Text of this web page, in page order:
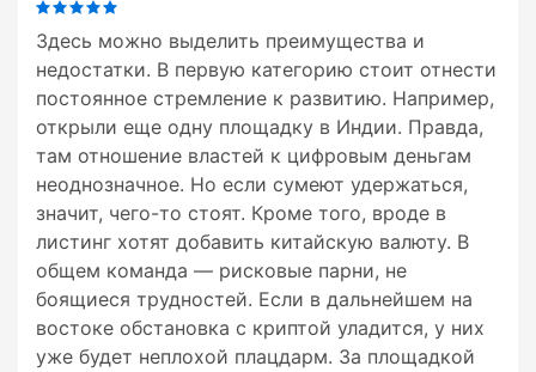
Здесь можно выделить преимущества и
недостатки. В первую категорию стоит отнести
постоянное стремление к развитию. Например,
открыли еще одну площадку в Индии. Правда,
там отношение властей к цифровым деньгам
неоднозначное. Но если сумеют удержаться,
значит, чего-то стоят. Кроме того, вроде в
листинг хотят добавить китайскую валюту. В
общем команда — рисковые парни, не
боящиеся трудностей. Если в дальнейшем на
востоке обстановка с криптой уладится, у них
уже будет неплохой плацдарм. За площадкой